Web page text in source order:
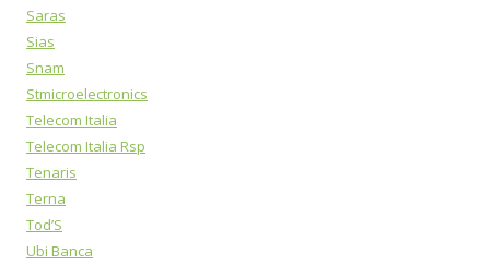
Saras
Sias
Snam
Stmicroelectronics
Telecom Italia
Telecom Italia Rsp
Tenaris
Terna
Tod’S
Ubi Banca